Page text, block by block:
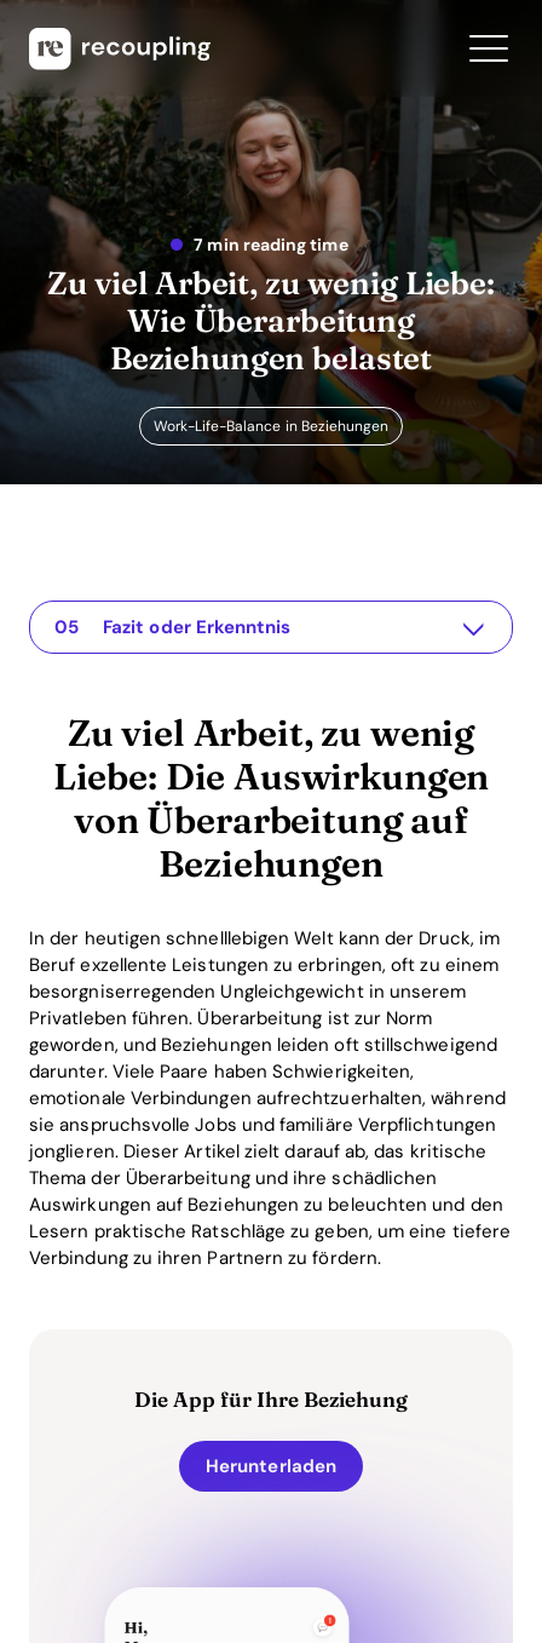
7 min reading time
Zu viel Arbeit, zu wenig Liebe:
Wie Überarbeitung
Beziehungen belastet
Work-Life-Balance in Beziehungen
Zu viel Arbeit, zu wenig Liebe: Die Auswirkungen von Überarbeitung auf Beziehungen
Die App für Ihre Beziehung
Das Problem verstehen
Praktische Lösungen oder Einblicke
Fazit oder Erkenntnis
Zu viel Arbeit, zu wenig
Liebe: Die Auswirkungen
von Überarbeitung auf
Beziehungen
In der heutigen schnelllebigen Welt kann der Druck, im
Beruf exzellente Leistungen zu erbringen, oft zu einem
besorgniserregenden Ungleichgewicht in unserem
Privatleben führen. Überarbeitung ist zur Norm
geworden, und Beziehungen leiden oft stillschweigend
darunter. Viele Paare haben Schwierigkeiten,
emotionale Verbindungen aufrechtzuerhalten, während
sie anspruchsvolle Jobs und familiäre Verpflichtungen
jonglieren. Dieser Artikel zielt darauf ab, das kritische
Thema der Überarbeitung und ihre schädlichen
Auswirkungen auf Beziehungen zu beleuchten und den
Lesern praktische Ratschläge zu geben, um eine tiefere
Verbindung zu ihren Partnern zu fördern.
Die App für Ihre Beziehung
Herunterladen